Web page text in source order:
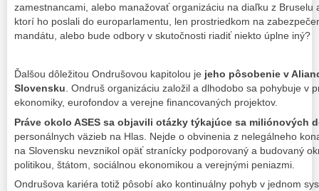
zamestnancami, alebo manažovať organizáciu na diaľku z Bruselu
ktorí ho poslali do europarlamentu, len prostriedkom na
mandátu, alebo bude odbory v skutočnosti riadiť niekto úplne iný?
Ďalšou dôležitou Ondrušovou kapitolou je jeho pôsobenie v
Slovensku. Ondruš organizáciu založil a dlhodobo sa pohybuje v
ekonomiky, eurofondov a verejne financovaných projektov.
Práve okolo ASES sa objavili otázky týkajúce sa miliónových
personálnych väzieb na Hlas. Nejde o obvinenia z nelegálneho
na Slovensku nevznikol opäť stranícky podporovaný a budovaný
politikou, štátom, sociálnou ekonomikou a verejnými peniazmi.
Ondrušova kariéra totiž pôsobí ako kontinuálny pohyb v jednom